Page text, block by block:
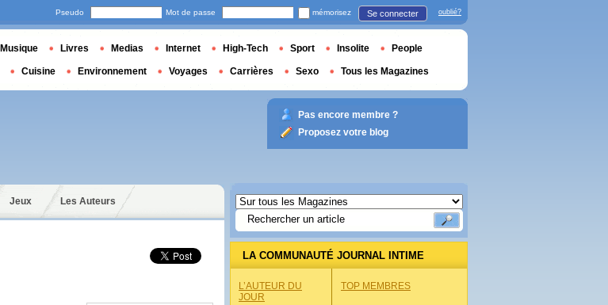
Jeux Les Auteurs
LA COMMUNAUTÉ JOURNAL INTIME
L’AUTEUR DU
JOUR
TOP MEMBRES
Pseudo Mot de passe mémorisez Se connecter oublié?
Musique Livres Medias Internet High-Tech Sport Insolite People
Cuisine Environnement Voyages Carrières Sexo Tous les Magazines
Pas encore membre ?
Proposez votre blog